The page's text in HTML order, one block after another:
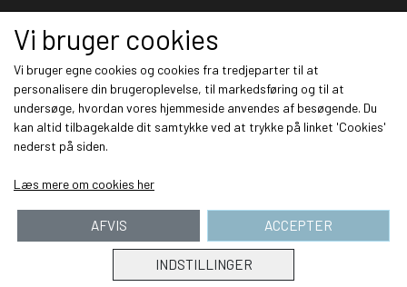
Vi bruger cookies
Vi bruger egne cookies og cookies fra tredjeparter til at
personalisere din brugeroplevelse, til markedsføring og til at
undersøge, hvordan vores hjemmeside anvendes af besøgende. Du
kan altid tilbagekalde dit samtykke ved at trykke på linket 'Cookies'
nederst på siden.
Læs mere om cookies her
INDSTILLINGER
AFVIS ACCEPTER